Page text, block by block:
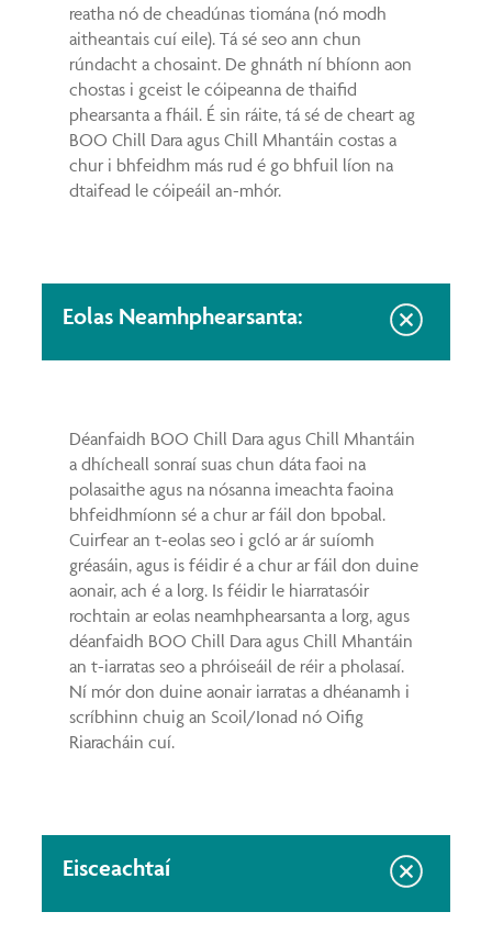
reatha nó de cheadúnas tiomána (nó modh
aitheantais cuí eile). Tá sé seo ann chun
rúndacht a chosaint. De ghnáth ní bhíonn aon
chostas i gceist le cóipeanna de thaifid
phearsanta a fháil. É sin ráite, tá sé de cheart ag
BOO Chill Dara agus Chill Mhantáin costas a
chur i bhfeidhm más rud é go bhfuil líon na
dtaifead le cóipeáil an-mhór.
Eolas Neamhphearsanta:
Déanfaidh BOO Chill Dara agus Chill Mhantáin
a dhícheall sonraí suas chun dáta faoi na
polasaithe agus na nósanna imeachta faoina
bhfeidhmíonn sé a chur ar fáil don bpobal.
Cuirfear an t-eolas seo i gcló ar ár suíomh
gréasáin, agus is féidir é a chur ar fáil don duine
aonair, ach é a lorg. Is féidir le hiarratasóir
rochtain ar eolas neamhphearsanta a lorg, agus
déanfaidh BOO Chill Dara agus Chill Mhantáin
an t-iarratas seo a phróiseáil de réir a pholasaí.
Ní mór don duine aonair iarratas a dhéanamh i
scríbhinn chuig an Scoil/Ionad nó Oifig
Riaracháin cuí.
Eisceachtaí